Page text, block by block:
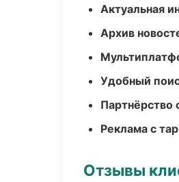
Актуальная
Архив
Удобный
Партнёрство
Реклама с
Отзывы